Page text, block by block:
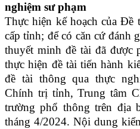
nghiệm sư phạm
Thực hiện kế hoạch của Đề
cấp tỉnh; để có căn cứ đánh
thuyết minh đề tài đã được
thực hiện đề tài tiến hành
đề tài thông qua thực
Chính trị tỉnh, Trung tâm
trường phổ thông trên địa
tháng 4/2024. Nội dung